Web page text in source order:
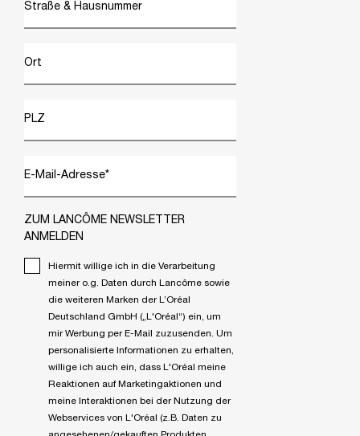
Straße & Hausnummer
Ort
PLZ
E-Mail-Adresse*
ZUM LANCÔME NEWSLETTER
ANMELDEN
Hiermit willige ich in die Verarbeitung
meiner o.g. Daten durch Lancôme sowie
die weiteren Marken der L’Oréal
Deutschland GmbH („L'Oréal“) ein, um
mir Werbung per E-Mail zuzusenden. Um
personalisierte Informationen zu erhalten,
willige ich auch ein, dass L'Oréal meine
Reaktionen auf Marketingaktionen und
meine Interaktionen bei der Nutzung der
Webservices von L'Oréal (z.B. Daten zu